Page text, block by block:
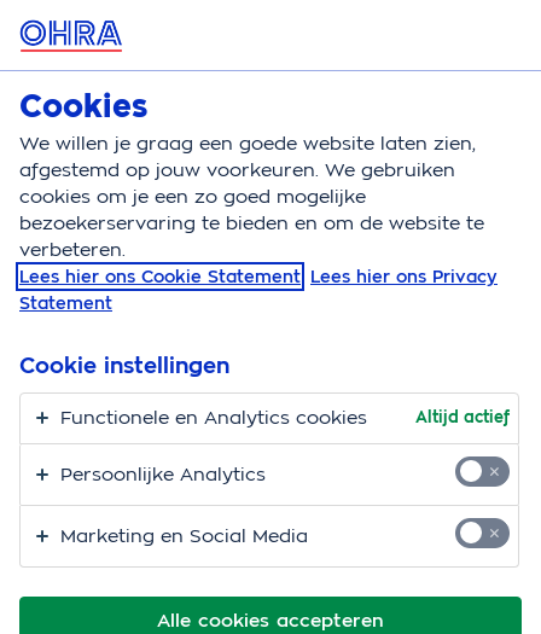
MENU
Kortlopende reisverzekering
Kortlopende reisverzekering Schade Melden
Schade melden bij je
reisverzekering
je medische kosten in het buitenland? De snelste
manier om je schade te melden is via Mijn OHRA of de
OHRA App. Wij nemen je schademelding dan binnen 2
werkdagen in behandeling.
Meld direct je schade
Activeer Mijn OHRA
Cookies
We willen je graag een goede website laten zien,
afgestemd op jouw voorkeuren. We gebruiken
cookies om je een zo goed mogelijke
bezoekerservaring te bieden en om de website te
verbeteren.
Lees hier ons Cookie Statement Lees hier ons Privacy
Statement
Alle cookies accepteren
Cookie instellingen
Functionele en Analytics cookies Altijd actief
Persoonlijke Analytics
Marketing en Social Media